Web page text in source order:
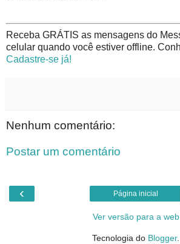
Receba GRÁTIS as mensagens do
celular quando você estiver offline.
Cadastre-se já!
Nenhum comentário:
Postar um comentário
‹ Página inicial
Ver versão para a web
Tecnologia do Blogger.